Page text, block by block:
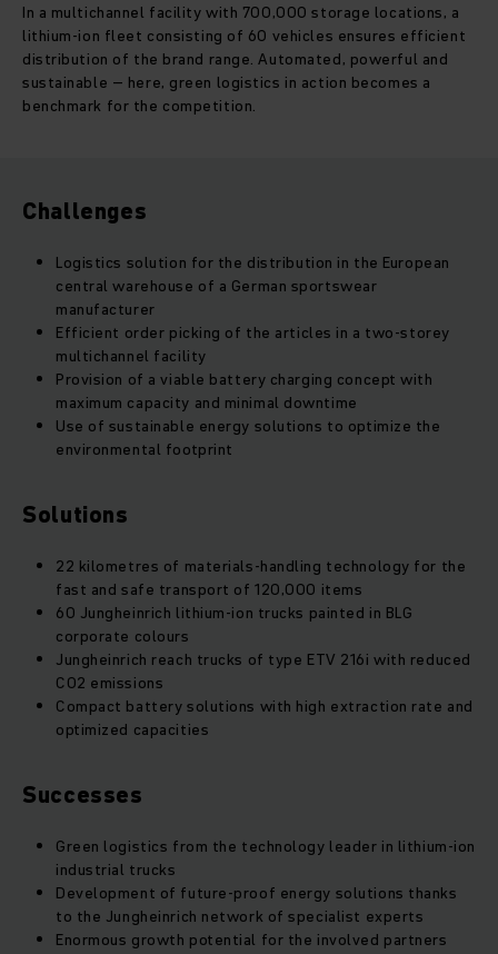
In a multichannel facility with 700,000 storage locations, a
lithium-ion fleet consisting of 60 vehicles ensures efficient
distribution of the brand range. Automated, powerful and
sustainable – here, green logistics in action becomes a
benchmark for the competition.
Challenges
Logistics solution for the distribution in the European
central warehouse of a German sportswear
manufacturer
Efficient order picking of the articles in a two-storey
multichannel facility
Provision of a viable battery charging concept with
maximum capacity and minimal downtime
Use of sustainable energy solutions to optimize the
environmental footprint
Solutions
22 kilometres of materials-handling technology for the
fast and safe transport of 120,000 items
60 Jungheinrich lithium-ion trucks painted in BLG
corporate colours
Jungheinrich reach trucks of type ETV 216i with reduced
CO2 emissions
Compact battery solutions with high extraction rate and
optimized capacities
Successes
Green logistics from the technology leader in lithium-ion
industrial trucks
Development of future-proof energy solutions thanks
to the Jungheinrich network of specialist experts
Enormous growth potential for the involved partners